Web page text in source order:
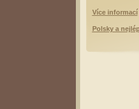
Více informací
Polsky a